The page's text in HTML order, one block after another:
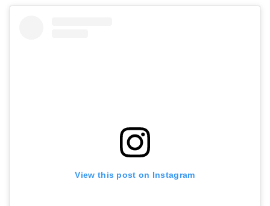
View this post on Instagram